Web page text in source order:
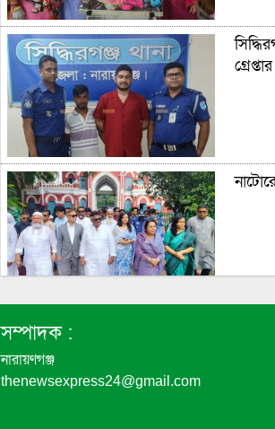
গ্রেপ্তার
সম্পাদক :
নারায়ণগঞ্জ
thenewsexpress24@gmail.com